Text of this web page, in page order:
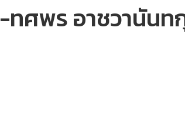
ทศพร อาชวานัน